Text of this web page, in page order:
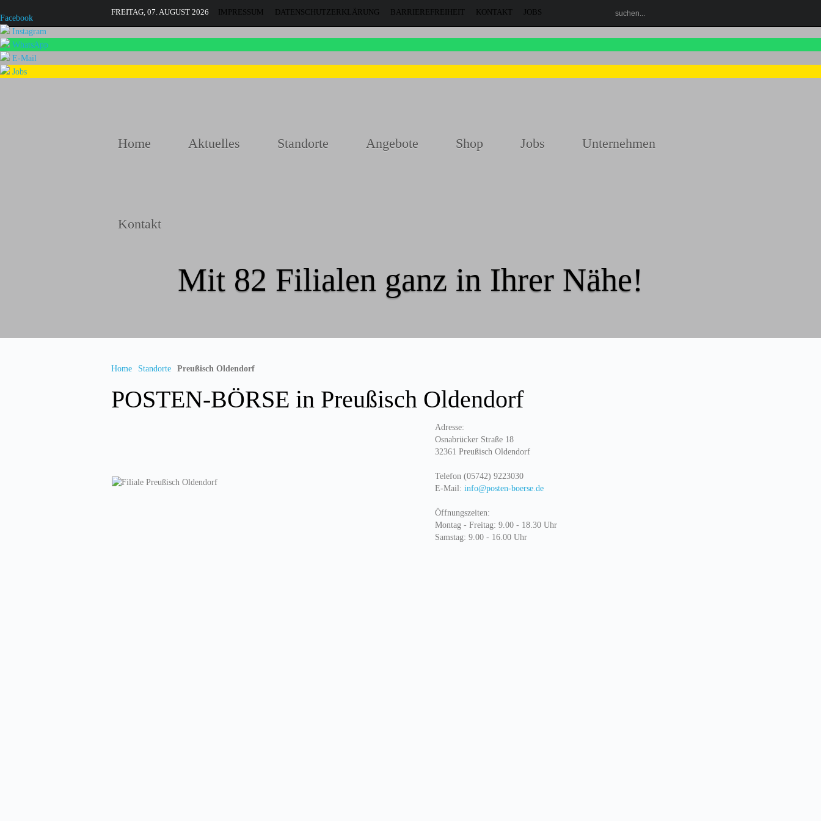
Facebook
Instagram
WhatsApp
E-Mail
Jobs
FREITAG, 07. AUGUST 2026 IMPRESSUM DATENSCHUTZERKLÄRUNG BARRIEREFREIHEIT KONTAKT JOBS
Home Aktuelles Standorte Angebote Shop Jobs Unternehmen
Kontakt
Mit 82 Filialen ganz in Ihrer Nähe!
Home Standorte Preußisch Oldendorf
POSTEN-BÖRSE in Preußisch Oldendorf
Adresse:
Osnabrücker Straße 18
32361 Preußisch Oldendorf
Telefon (05742) 9223030
E-Mail: info@posten-boerse.de
Öffnungszeiten:
Montag - Freitag: 9.00 - 18.30 Uhr
Samstag: 9.00 - 16.00 Uhr